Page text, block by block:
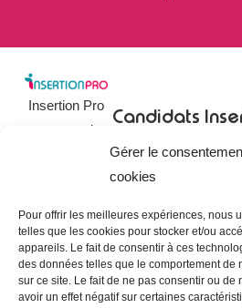
Gérer le
cookies
Pour offrir les meilleures expériences, nous
telles que les cookies pour stocker et/ou
appareils. Le fait de consentir à ces
des données telles que le comportement de
sur ce site. Le fait de ne pas consentir ou de
avoir un effet négatif sur certaines
Insertion Pro
est une action
pour
l’Insertion
Professionnelle ,
dédiée à
Candidats
emploi
Tableau de
bord du
candidat
Entreprises
Poster une
09
CGU